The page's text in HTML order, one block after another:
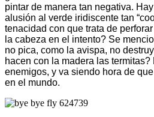
pintar de manera tan negativa.
alusión al verde iridiscente tan
tenacidad con que trata de
la cabeza en el intento? Se
no pica, como la avispa, no
hacen con la madera las
enemigos, y va siendo hora de
en el mundo.